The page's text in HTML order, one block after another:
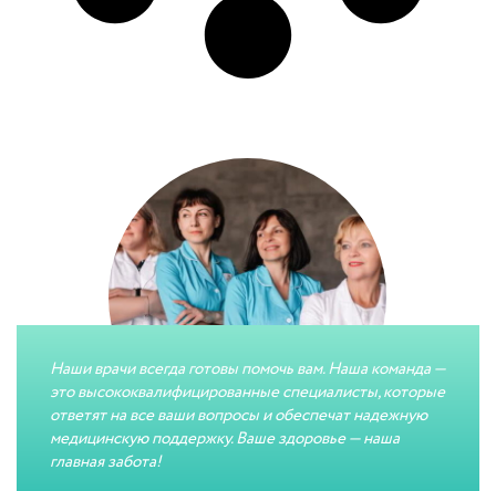
Наши врачи всегда готовы помочь вам. Наша команда —
это высококвалифицированные специалисты, которые
ответят на все ваши вопросы и обеспечат надежную
медицинскую поддержку. Ваше здоровье — наша
главная забота!